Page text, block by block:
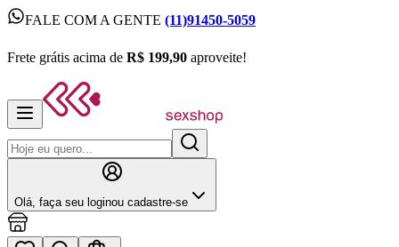
FALE COM A GENTE (11)91450-5059
Frete grátis acima de R$ 199,90 aproveite!
Olá, faça seu loginou cadastre‑se